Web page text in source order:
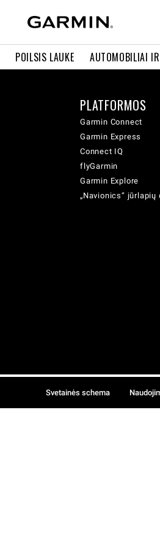
POILSIS LAUKE AUTOMOBILIAI
PLATFORMOS
Garmin Connect
Garmin Express
Connect IQ
flyGarmin
Garmin Explore
„Navionics“ jūrlapių
Svetainės schema